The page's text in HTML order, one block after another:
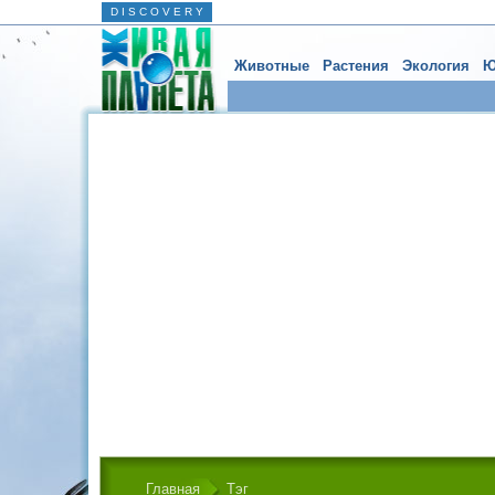
D I S C O V E R Y
Животные Растения Экология
Главная Тэг